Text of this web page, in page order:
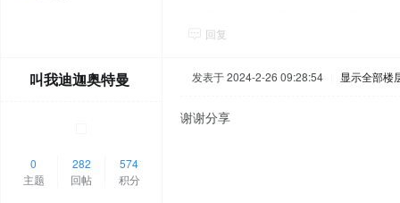
回复
叫我迪迦奥特曼
0
主题
282
回帖
574
积分
发表于 2024-2-26 09:28:54 显示全部楼
谢谢分享